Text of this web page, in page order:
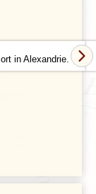
in Alexandrie.